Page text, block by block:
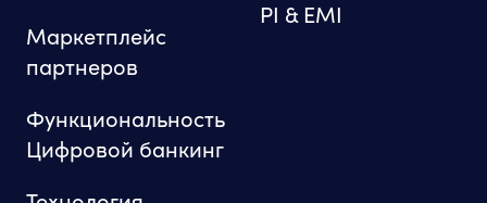
Маркетплейс
партнеров
Функциональность
Цифровой банкинг
PI & EMI